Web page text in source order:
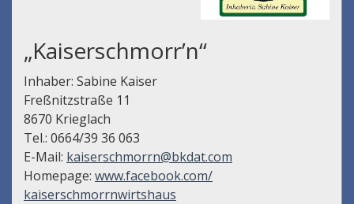
„Kaiserschmorr’n“
Inhaber: Sabine Kaiser
Freßnitzstraße 11
8670 Krieglach
Tel.: 0664/39 36 063
E-Mail: kaiserschmorrn@bkdat.com
Homepage: www.facebook.com/
kaiserschmorrnwirtshaus